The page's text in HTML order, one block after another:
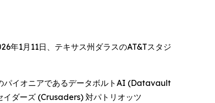
年1月11日、テキサス州ダラスのAT&Tスタジ
パイオニアであるデータボルトAI (Datavault
ダーズ (Crusaders) 対パトリオッツ